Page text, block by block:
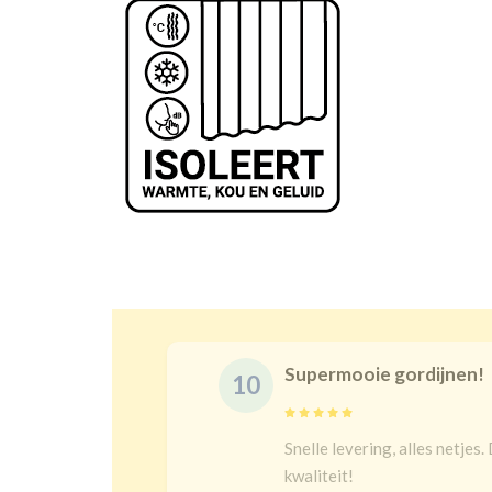
Snelle levering, alles netjes. De maat is juist en goeie